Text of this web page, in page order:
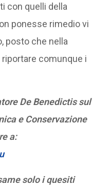
con quelli della
ponesse rimedio vi
posto che nella
comunque i
De Benedictis sul
e Conservazione
a:
solo i quesiti